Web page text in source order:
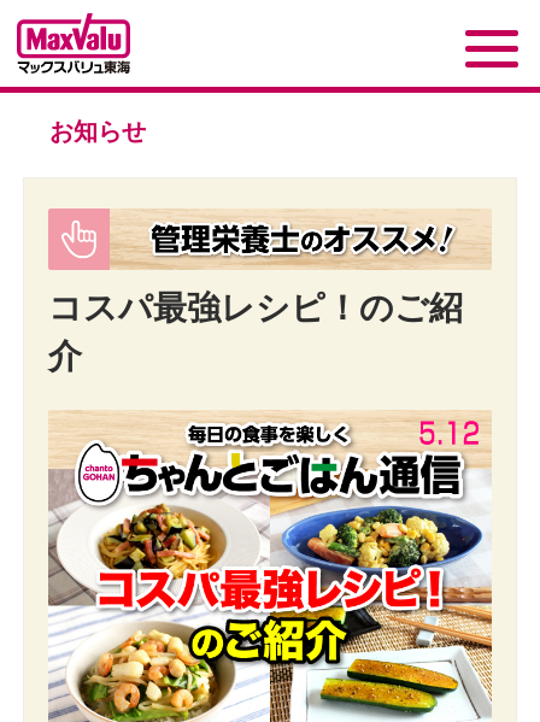
お知らせ
コスパ最強レシピ！のご紹
介